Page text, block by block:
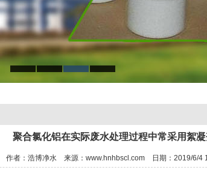
聚合氯化铝​在实际废水处理过程中常采用絮
作者：浩博净水 来源：www.hnhbscl.com 日期：2019/6/4